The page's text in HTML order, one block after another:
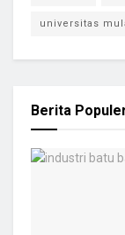
universitas
Berita